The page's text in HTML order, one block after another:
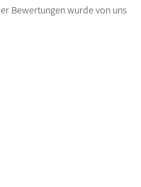
Bewertungen wurde von uns